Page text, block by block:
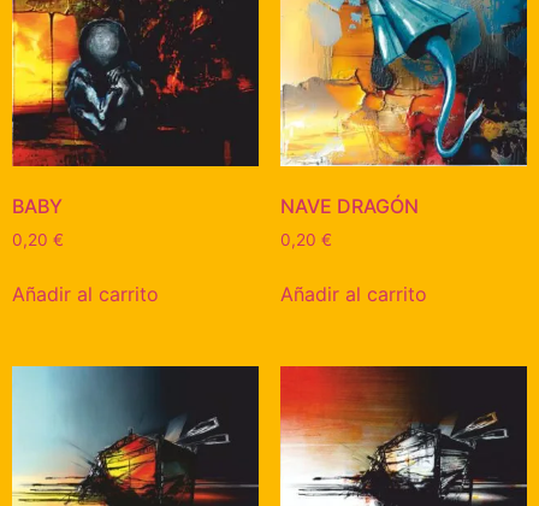
BABY
0,20 €
Añadir al carrito
NAVE DRAGÓN
0,20 €
Añadir al carrito